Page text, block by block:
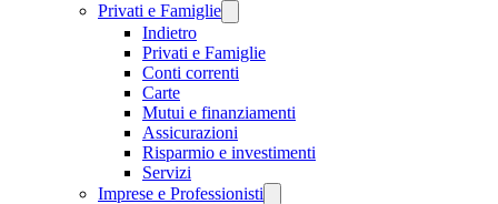
Privati e Famiglie
Indietro
Privati e Famiglie
Conti correnti
Carte
Mutui e finanziamenti
Assicurazioni
Risparmio e investimenti
Servizi
Imprese e Professionisti